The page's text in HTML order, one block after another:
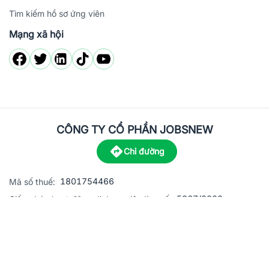
Tìm kiếm hồ sơ ứng viên
Mạng xã hội
CÔNG TY CỔ PHẦN JOBSNEW
Chỉ đường
Mã số thuế: 1801754466
Giấy phép hoạt động dịch vụ việc làm số:
5867/2023